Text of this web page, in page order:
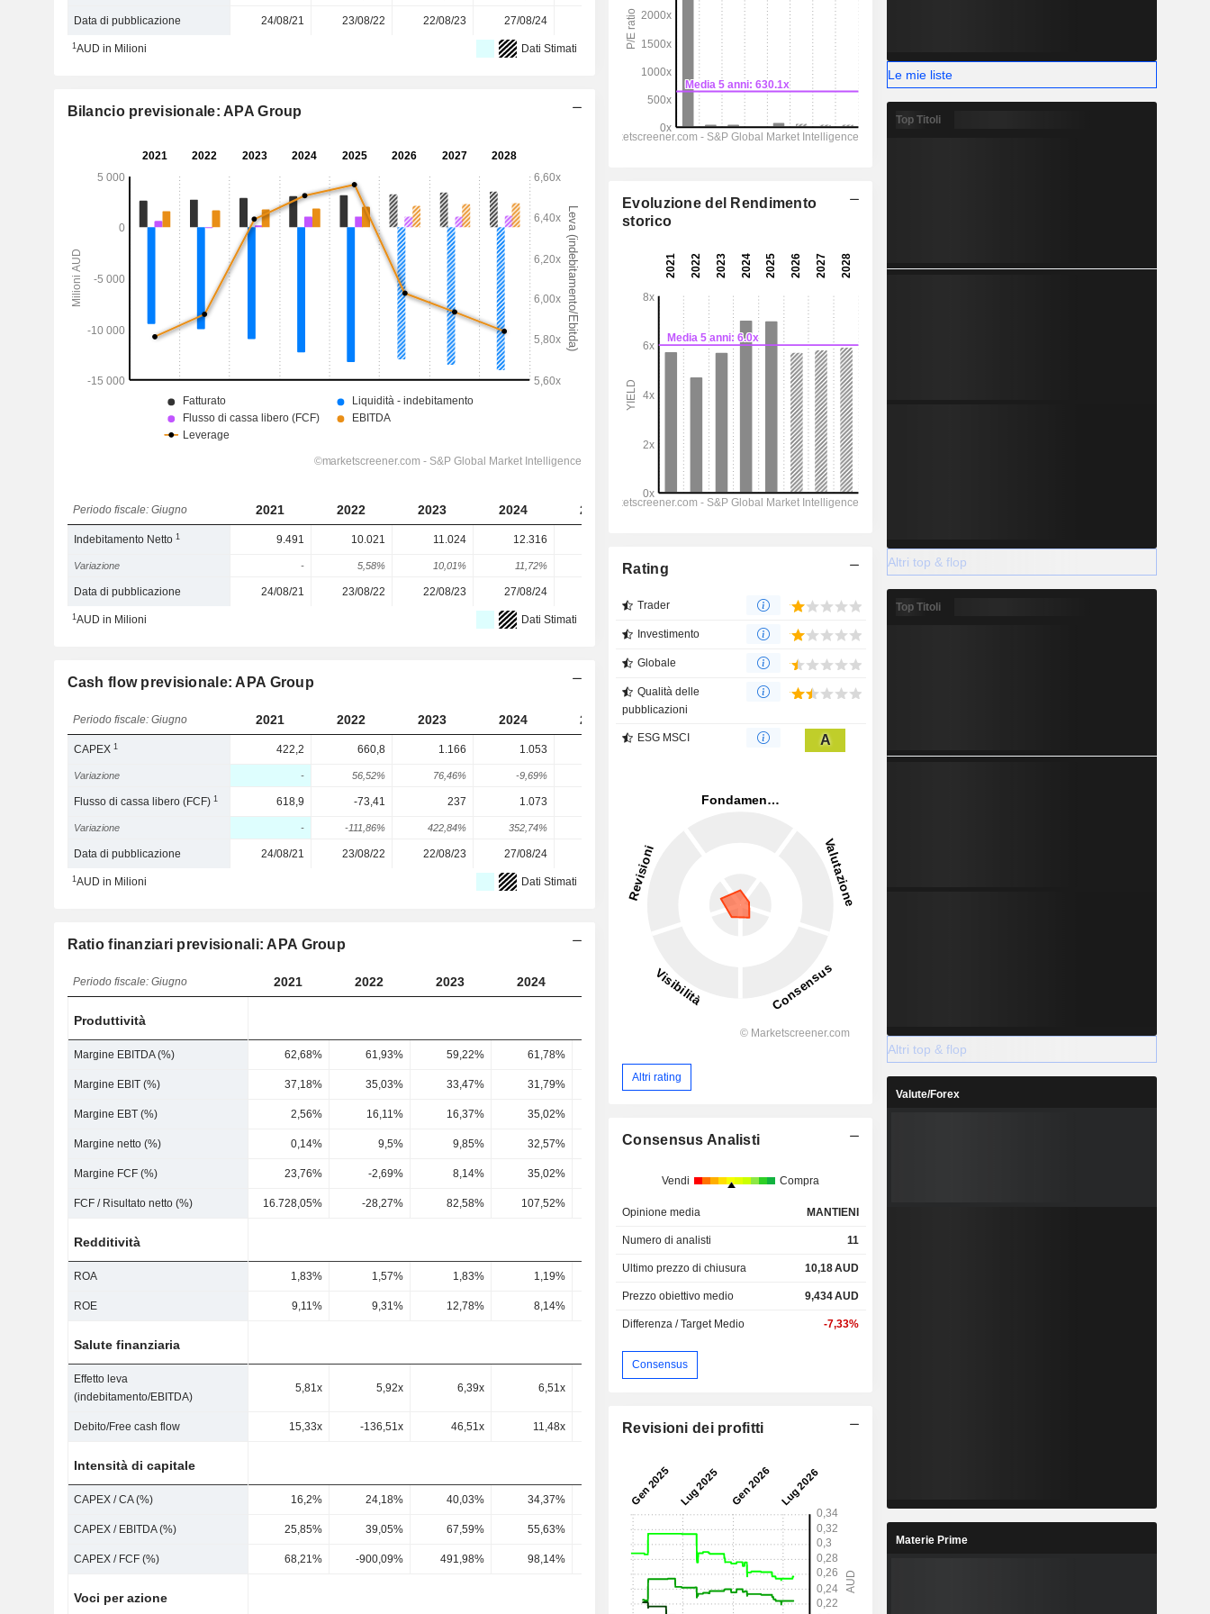
Data di pubblicazione 24/08/21 23/08/22 22/08/23 27/08/24 19/08/25 -
1AUD in Milioni Dati Stimati
Bilancio previsionale: APA Group
Periodo fiscale: Giugno 2021 2022 2023 2024 2025 2026 2027 2028
Indebitamento Netto1 9.491 10.021 11.024 12.316
Variazione - 5,58% 10,01% 11,72% 7,33% 3,66%
Data di pubblicazione 24/08/21 23/08/22 22/08/23 27/08/24
1AUD in Milioni Dati Stimati
Cash flow previsionale: APA Group
Periodo fiscale: Giugno 2021 2022 2023 2024 2025
CAPEX1 422,2 660,8 1.166 1.053 1.316
Variazione - 56,52% 76,46% -9,69%
Flusso di cassa libero (FCF)1 618,9 -73,41 237 1.073 1.109 1.096
Variazione - -111,86% 422,84% 352,74%
Data di pubblicazione 24/08/21 23/08/22 22/08/23 27/08/24
1AUD in Milioni Dati Stimati
Ratio finanziari previsionali: APA Group
Periodo fiscale: Giugno 2021 2022 2023 2024 2026
Produttività
Margine EBITDA (%) 62,68% 61,93% 59,22% 61,78% 67,78%
Margine EBIT (%) 37,18% 35,03% 33,47% 31,79% 28,21%
Margine EBT (%) 2,56% 16,11% 16,37% 35,02%
Margine netto (%) 0,14% 9,5% 9,85% 32,57% 4,03% 7,04%
Margine FCF (%) 23,76% -2,69% 8,14% 35,02% 32,16%
FCF / Risultato netto (%) 16.728,05% -28,27% 82,58% 107,52%
Redditività
ROA 1,83% 1,57% 1,83% 1,19%
ROE 9,11% 9,31% 12,78% 8,14%
Salute finanziaria
Effetto leva
(indebitamento/EBITDA)
5,81x 5,92x 6,39x 6,51x
Debito/Free cash flow 15,33x -136,51x 46,51x 11,48x 12,21x 11,73x 12,29x
Intensità di capitale
CAPEX / CA (%) 16,2% 24,18% 40,03% 34,37% 28,65% 28,7% 37,52%
CAPEX / EBITDA (%) 25,85% 39,05% 67,59% 55,63% 45,56% 43,25% 56,09%
CAPEX / FCF (%) 68,21% -900,09% 491,98% 98,14% 84,76% 84,21% 116,67%
Voci per azione
Evoluzione del Rendimento
storico
Rating
Trader
Investimento
Globale
Qualità delle
pubblicazioni
ESG MSCI A
Altri rating
Consensus Analisti
Vendi Compra
Opinione media MANTIENI
Numero di analisti 11
Ultimo prezzo di chiusura 10,18AUD
Prezzo obiettivo medio 9,434AUD
Differenza / Target Medio -7,33%
Consensus
Revisioni dei profitti
Le mie liste
Top Titoli
Altri top & flop
Top Titoli
Altri top & flop
Valute/Forex
Materie Prime